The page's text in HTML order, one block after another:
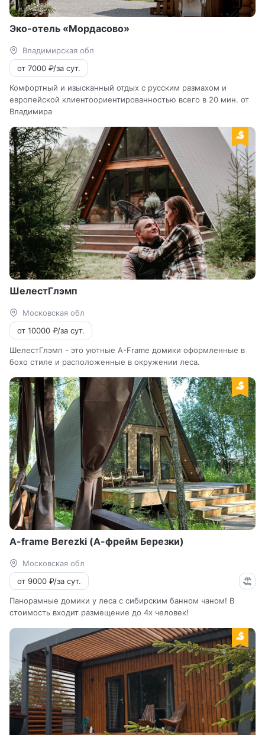
Эко-отель «Мордасово»
Владимирская обл
от 7000 ₽/за сут.
Комфортный и изысканный отдых с русским размахом и
европейской клиентоориентированностью всего в 20 мин. от
Владимира
ШелестГлэмп
Московская обл
от 10000 ₽/за сут.
ШелестГлэмп - это уютные A-Frame домики оформленные в
бохо стиле и расположенные в окружении леса.
A-frame Berezki (А-фрейм Березки)
Московская обл
от 9000 ₽/за сут.
Панорамные домики у леса с сибирским банном чаном! В
стоимость входит размещение до 4х человек!